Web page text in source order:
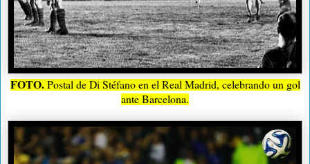
FOTO.Postal de Di Stéfano en el Real Madrid, celebrando un gol
ante Barcelona.